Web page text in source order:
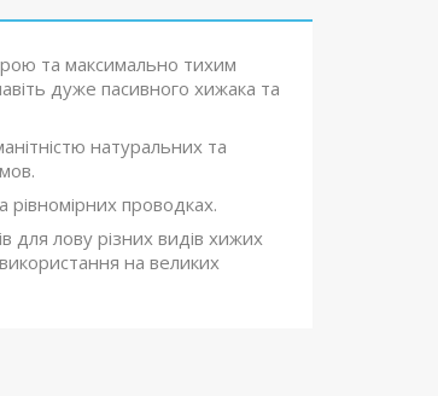
та максимально тихим
дуже пасивного хижака та
натуральних та
рівномірних проводках.
для лову різних видів хижих
на великих